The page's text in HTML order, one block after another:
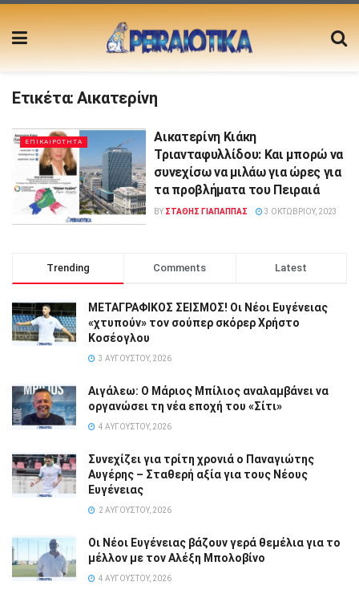
Ετικέτα:Αικατερίνη
ΕΠΙΚΑΙΡΟΤΗΤΑ
Αικατερίνη Κιάκη
Τριανταφυλλίδου: Και μπορώ να
συνεχίσω να μιλάω για ώρες για
τα προβλήματα του Πειραιά
BY ΣΤΑΘΗΣ ΓΊΑΠΑΠΠΑΣ 3 ΟΚΤΩΒΡΊΟΥ, 2023
Trending Comments Latest
ΜΕΤΑΓΡΑΦΙΚΟΣ ΣΕΙΣΜΟΣ! Οι Νέοι Ευγένειας
«χτυπούν» τον σούπερ σκόρερ Χρήστο
Κοσέογλου
3 ΑΥΓΟΎΣΤΟΥ, 2026
Αιγάλεω: Ο Μάριος Μπίλιος αναλαμβάνει να
οργανώσει τη νέα εποχή του «Σίτι»
4 ΑΥΓΟΎΣΤΟΥ, 2026
Συνεχίζει για τρίτη χρονιά ο Παναγιώτης
Αυγέρης – Σταθερή αξία για τους Νέους
Ευγένειας
2 ΑΥΓΟΎΣΤΟΥ, 2026
Οι Νέοι Ευγένειας βάζουν γερά θεμέλια για το
μέλλον με τον Αλέξη Μπολοβίνο
4 ΑΥΓΟΎΣΤΟΥ, 2026